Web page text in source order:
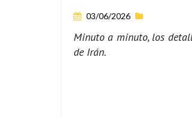
03/06/2026
Minuto a minuto, los
de Irán.